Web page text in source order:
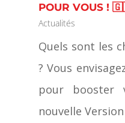
POUR VOUS !
Actualités
Quels sont les
? Vous
pour booster
nouvelle